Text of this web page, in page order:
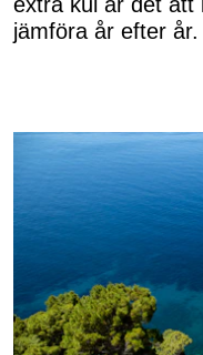
jämföra år efter